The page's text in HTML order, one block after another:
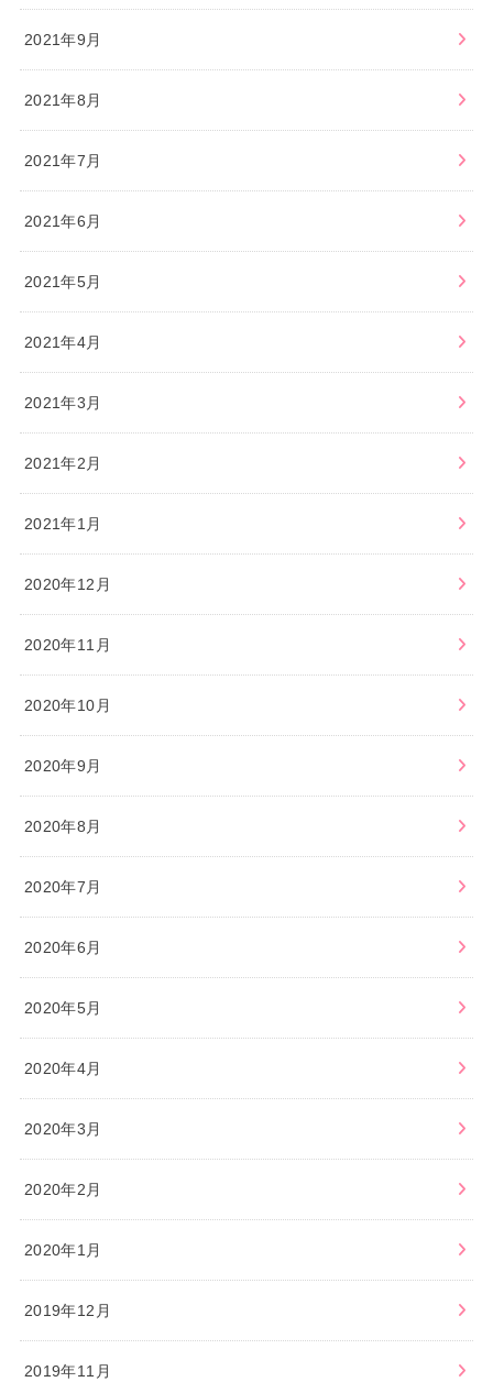
2021年9月
2021年8月
2021年7月
2021年6月
2021年5月
2021年4月
2021年3月
2021年2月
2021年1月
2020年12月
2020年11月
2020年10月
2020年9月
2020年8月
2020年7月
2020年6月
2020年5月
2020年4月
2020年3月
2020年2月
2020年1月
2019年12月
2019年11月